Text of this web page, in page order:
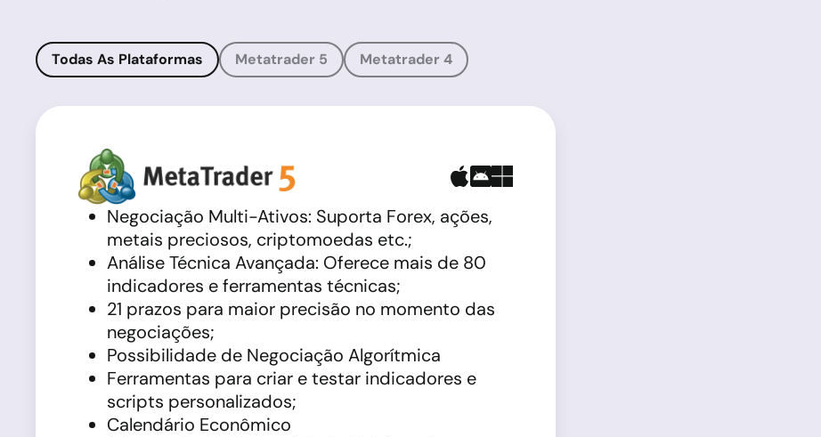
Todas As Plataformas Metatrader 5 Metatrader 4
Negociação Multi-Ativos: Suporta Forex, ações,
metais preciosos, criptomoedas etc.;
Análise Técnica Avançada: Oferece mais de 80
indicadores e ferramentas técnicas;
21 prazos para maior precisão no momento das
negociações;
Possibilidade de Negociação Algorítmica
Ferramentas para criar e testar indicadores e
scripts personalizados;
Calendário Econômico